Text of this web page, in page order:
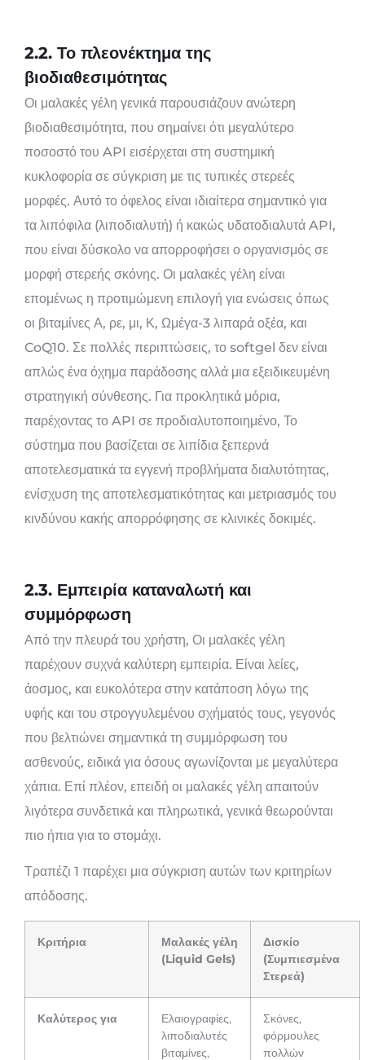
2.2. Το πλεονέκτημα της
βιοδιαθεσιμότητας
Οι μαλακές γέλη γενικά παρουσιάζουν ανώτερη
βιοδιαθεσιμότητα, που σημαίνει ότι μεγαλύτερο
ποσοστό του API εισέρχεται στη συστημική
κυκλοφορία σε σύγκριση με τις τυπικές στερεές
μορφές. Αυτό το όφελος είναι ιδιαίτερα σημαντικό για
τα λιπόφιλα (λιποδιαλυτή) ή κακώς υδατοδιαλυτά API,
που είναι δύσκολο να απορροφήσει ο οργανισμός σε
μορφή στερεής σκόνης. Οι μαλακές γέλη είναι
επομένως η προτιμώμενη επιλογή για ενώσεις όπως
οι βιταμίνες Α, ρε, μι, Κ, Ωμέγα-3 λιπαρά οξέα, και
CoQ10. Σε πολλές περιπτώσεις, το softgel δεν είναι
απλώς ένα όχημα παράδοσης αλλά μια εξειδικευμένη
στρατηγική σύνθεσης. Για προκλητικά μόρια,
παρέχοντας το API σε προδιαλυτοποιημένο, Το
σύστημα που βασίζεται σε λιπίδια ξεπερνά
αποτελεσματικά τα εγγενή προβλήματα διαλυτότητας,
ενίσχυση της αποτελεσματικότητας και μετριασμός του
κινδύνου κακής απορρόφησης σε κλινικές δοκιμές.
2.3. Εμπειρία καταναλωτή και
συμμόρφωση
Από την πλευρά του χρήστη, Οι μαλακές γέλη
παρέχουν συχνά καλύτερη εμπειρία. Είναι λείες,
άοσμος, και ευκολότερα στην κατάποση λόγω της
υφής και του στρογγυλεμένου σχήματός τους, γεγονός
που βελτιώνει σημαντικά τη συμμόρφωση του
ασθενούς, ειδικά για όσους αγωνίζονται με μεγαλύτερα
χάπια. Επί πλέον, επειδή οι μαλακές γέλη απαιτούν
λιγότερα συνδετικά και πληρωτικά, γενικά θεωρούνται
πιο ήπια για το στομάχι.
Τραπέζι 1 παρέχει μια σύγκριση αυτών των κριτηρίων
απόδοσης.
Κριτήρια
Μαλακές γέλη
(Liquid Gels)
Δισκίο
(Συμπιεσμένα
Στερεά)
Καλύτερος για
Ελαιογραφίες,
λιποδιαλυτές
βιταμίνες,
Σκόνες,
φόρμουλες
πολλών